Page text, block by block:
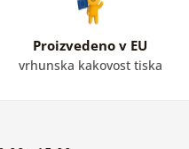
Proizvedeno v EU
vrhunska kakovost tiska